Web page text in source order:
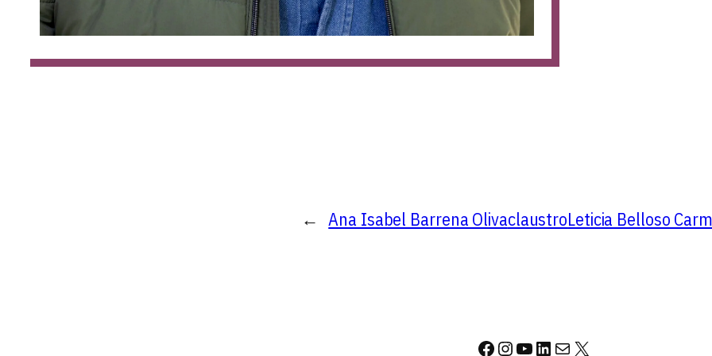
← Ana Isabel Barrena OlivaclaustroLeticia Belloso
Facebook
Instagram
YouTube
LinkedIn
Correo electrónico
X